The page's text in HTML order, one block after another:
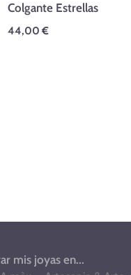
Colgante Estrellas
44,00 €
mis joyas en...